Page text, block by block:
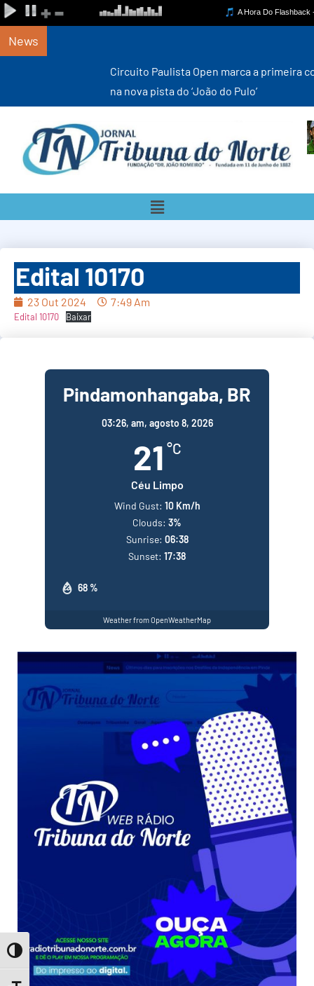
Toggle High Contrast
News
Circuito Paulista Open marca a primeira competição estadual
na nova pista do ‘João do Pulo’
Edital 10170
23 Out 2024 7:49 Am
Edital 10170 Baixar
Pindamonhangaba, BR
03:26, am, agosto 8, 2026
21 °C
Céu Limpo
68 %
Wind Gust: 10 Km/h
Clouds: 3%
Sunrise: 06:38
Sunset: 17:38
Weather from OpenWeatherMap